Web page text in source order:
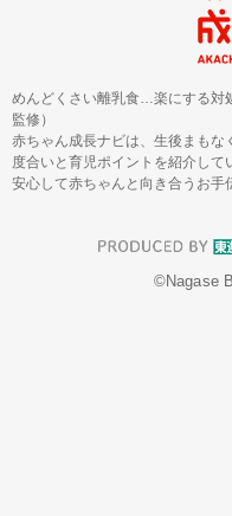
めんどくさい離乳食…楽にする対
監修）
赤ちゃん成長ナビは、生後まも
度合いと育児ポイントを紹介して
安心して赤ちゃんと向き合うお手
©︎Nagase